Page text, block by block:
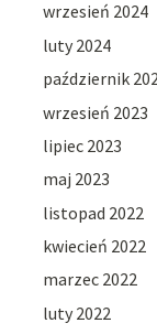
wrzesień 2024
luty 2024
październik
wrzesień 2023
lipiec 2023
maj 2023
listopad 2022
kwiecień 2022
marzec 2022
luty 2022